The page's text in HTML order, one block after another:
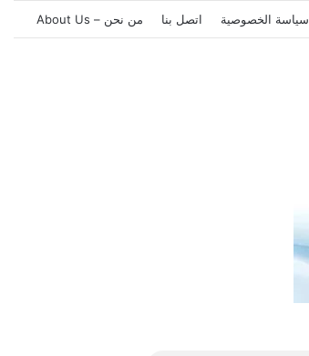
سياسة الخصوصية اتصل بنا من نحن – About Us